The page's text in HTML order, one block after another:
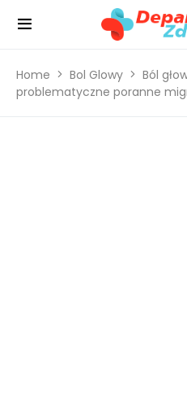
Home Bol Glowy
Ból
problematyczne poranne